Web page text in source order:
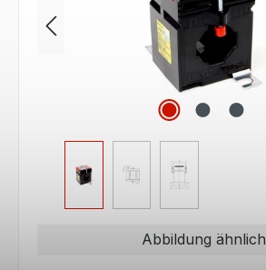
Abbildung ähnlich